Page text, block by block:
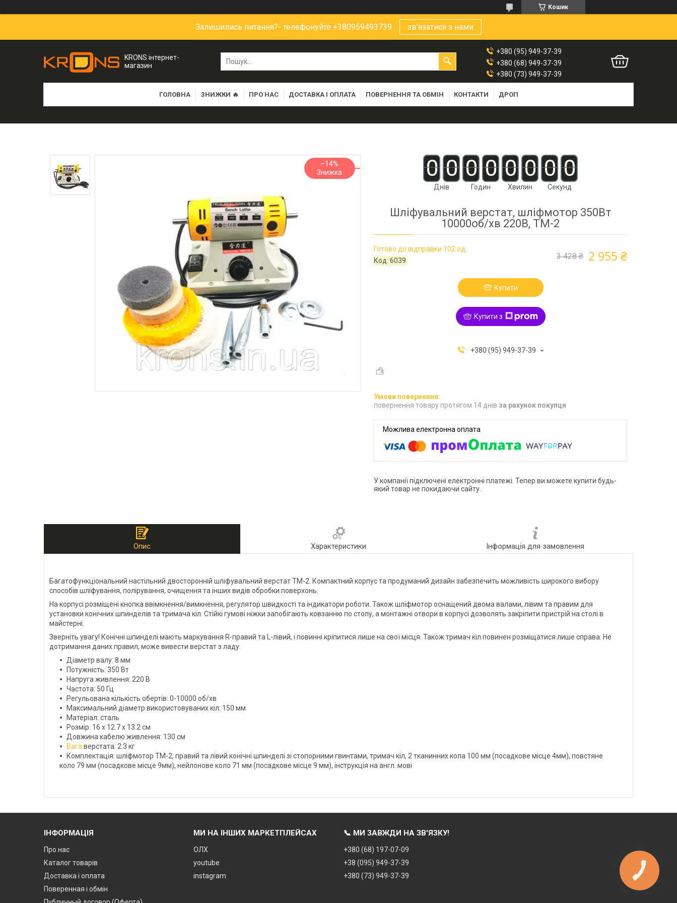
Кошик
Залишились питання?- телефонуйте +380959493739 зв'язатися з нами
KRONS інтернет-
магазин
+380 (95) 949-37-39
+380 (68) 949-37-39
+380 (73) 949-37-39
ГОЛОВНА ЗНИЖКИ 🔥 ПРО НАС ДОСТАВКА І ОПЛАТА ПОВЕРНЕННЯ ТА ОБМІН КОНТАКТИ ДРОП
–14% 0 0
Днів
0 0
Годин
0 0
Хвилин
0 0
Секунд
Шліфувальний верстат, шліфмотор 350Вт
10000об/хв 220В, ТМ-2
Готово до відправки 102 од.
Код:6039 3 428 ₴ 2 955 ₴
Купити
Купити з
+380 (95) 949-37-39
повернення товару протягом 14 днів за рахунок покупця
У компанії підключені електронні платежі. Тепер ви можете купити будь-
який товар не покидаючи сайту.
Опис Характеристики Інформація для замовлення
Багатофункціональний настільний двосторонній шліфувальний верстат ТМ-2. Компактний корпус та продуманий дизайн забезпечить можливість широкого вибору
способів шліфування, полірування, очищення та інших видів обробки поверхонь.
На корпусі розміщені кнопка ввімкнення/вимкнення, регулятор швидкості та індикатори роботи. Також шліфмотор оснащений двома валами, лівим та правим для
установки конічних шпинделів та тримача кіл. Стійкі гумові ніжки запобігають ковзанню по столу, а монтажні отвори в корпусі дозволять закріпити пристрій на столі в
майстерні.
Зверніть увагу! Конічні шпинделі мають маркування R-правий та L-лівий, і повинні кріпитися лише на свої місця. Також тримач кіл повинен розміщатися лише справа. Не
дотримання даних правил, може вивести верстат з ладу.
Діаметр валу: 8 мм
Потужність: 350 Вт
Напруга живлення: 220 В
Частота: 50 Гц
Регульована кількість обертів: 0-10000 об/хв
Максимальний діаметр використовуваних кіл: 150 мм
Матеріал: сталь
Розмір: 16 х 12.7 х 13.2 см
Довжина кабелю живлення: 130 см
Вага верстата: 2.3 кг
Комплектація: шліфмотор ТМ-2, правий та лівий конічні шпинделі зі стопорними гвинтами, тримач кіл, 2 тканинних кола 100 мм (посадкове місце 4мм), повстяне
коло 79 мм (посадкове місце 9мм), нейлонове коло 71 мм (посадкове місце 9 мм), інструкція на англ. мові
ІНФОРМАЦІЯ
Про нас
Каталог товарів
Доставка і оплата
Поверенная і обмін
МИ НА ІНШИХ МАРКЕТПЛЕЙСАХ
ОЛХ
youtube
instagram
📞 МИ ЗАВЖДИ НА ЗВ'ЯЗКУ!
+380 (68) 197-07-09
+38 (095) 949-37-39
+380 (73) 949-37-39
КНОПКА
ЗВ'ЯЗКУ